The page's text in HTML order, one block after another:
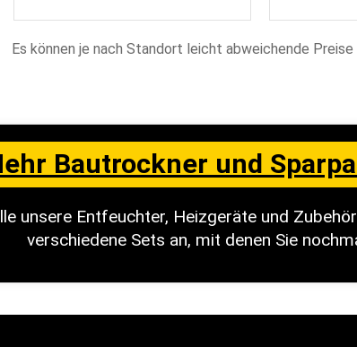
Es können je nach Standort leicht abweichende
Bautrockner und
unsere Entfeuchter, Heizgeräte und
verschiedene Sets an, mit denen Sie